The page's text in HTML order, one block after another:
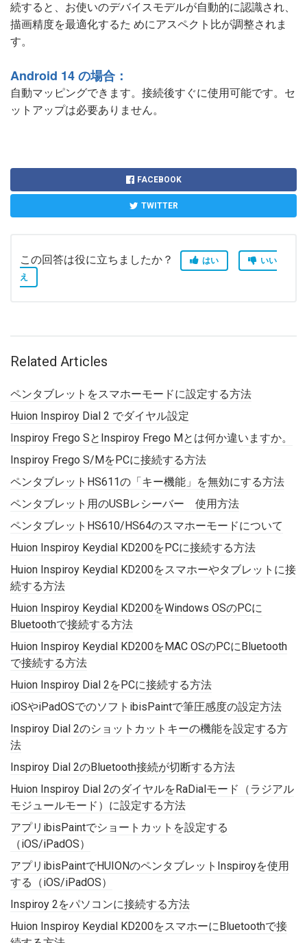
続すると、お使いのデバイスモデルが自動的に認識され、
描画精度を最適化するた めにアスペクト比が調整されま
す。
Android 14 の場合：
自動マッピングできます。接続後すぐに使用可能です。セ
ットアップは必要ありません。
FACEBOOK
TWITTER
この回答は役に立ちましたか？ はい
いい
え
Related Articles
ペンタブレットをスマホーモードに設定する方法
Huion Inspiroy Dial 2 でダイヤル設定
Inspiroy Frego SとInspiroy Frego Mとは何か違いますか。
Inspiroy Frego S/MをPCに接続する方法
ペンタブレットHS611の「キー機能」を無効にする方法
ペンタブレット用のUSBレシーバー 使用方法
ペンタブレットHS610/HS64のスマホーモードについて
Huion Inspiroy Keydial KD200をPCに接続する方法
Huion Inspiroy Keydial KD200をスマホーやタブレットに接
続する方法
Huion Inspiroy Keydial KD200をWindows OSのPCに
Bluetoothで接続する方法
Huion Inspiroy Keydial KD200をMAC OSのPCにBluetooth
で接続する方法
Huion Inspiroy Dial 2をPCに接続する方法
iOSやiPadOSでのソフトibisPaintで筆圧感度の設定方法
Inspiroy Dial 2のショットカットキーの機能を設定する方
法
Inspiroy Dial 2のBluetooth接続が切断する方法
Huion Inspiroy Dial 2のダイヤルをRaDialモード（ラジアル
モジュールモード）に設定する方法
アプリibisPaintでショートカットを設定する
（iOS/iPadOS）
アプリibisPaintでHUIONのペンタブレットInspiroyを使用
する（iOS/iPadOS）
Inspiroy 2をパソコンに接続する方法
Huion Inspiroy Keydial KD200をスマホーにBluetoothで接